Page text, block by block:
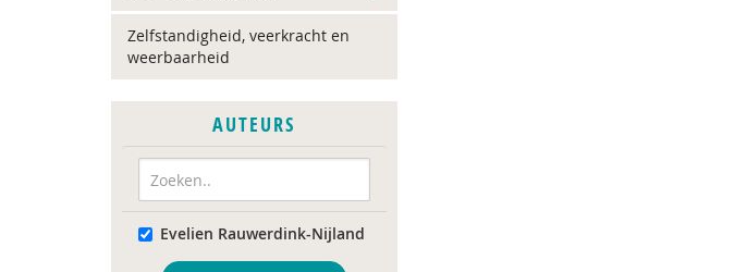
Zelfstandigheid, veerkracht en
weerbaarheid
AUTEURS
Evelien Rauwerdink-Nijland